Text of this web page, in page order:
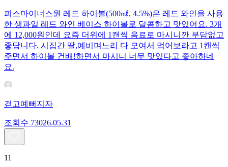
피스마이너스원 레드 하이볼(500㎖, 4.5%)은 레드 와인을 사용
한 생과일 레드 와인 베이스 하이볼로 달콤하고 맛있어요. 3개
에 12,000원인데 요즘 더위에 1캔씩 음료로 마시니깐 부담없고
좋답니다. 시집간 딸,예비며느리 다 모여서 먹어보라고 1캔씩
주면서 하이볼 건배!하면서 마시니 너무 맛있다고 좋아하네
요.
걷고예뻐지자
조회수 73026.05.31
11